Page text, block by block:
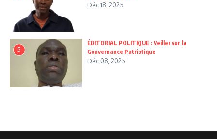
Déc 18, 2025
5
ÉDITORIAL POLITIQUE : Veiller sur la
Gouvernance Patriotique
Déc 08, 2025